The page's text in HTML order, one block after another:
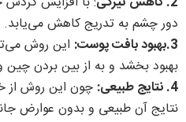
دور چشم به تدریج کاهش می‌یابد.
3.بهبود بافت پوست:
این روش
بهبود بخشد و به از بین بردن
4. نتایج طبیعی:
چون این روش از
نتایج آن طبیعی و بدون عوارض